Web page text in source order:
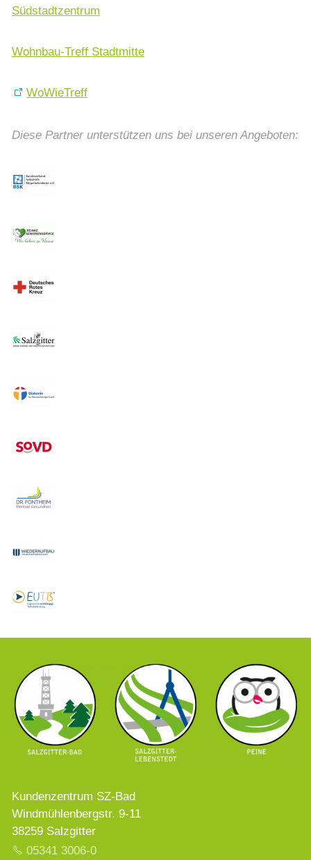
Südstadtzentrum
Wohnbau-Treff Stadtmitte
WoWieTreff
Diese Partner unterstützen uns bei unseren Angeboten:
Kundenzentrum SZ-Bad
Windmühlenbergstr. 9-11
38259 Salzgitter
05341 3006-0